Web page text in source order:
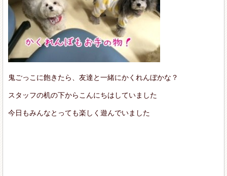
鬼ごっこに飽きたら、友達と一緒にかくれんぼかな？
スタッフの机の下からこんにちはしていました
今日もみんなとっても楽しく遊んでいました